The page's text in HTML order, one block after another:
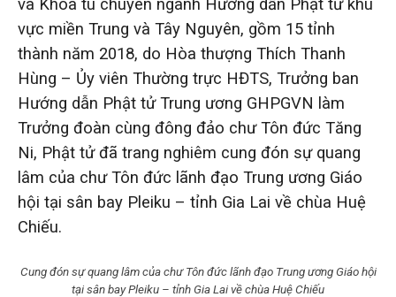
và Khóa tu chuyên ngành Hướng dẫn Phật tử khu
vực miền Trung và Tây Nguyên, gồm 15 tỉnh
thành năm 2018, do Hòa thượng Thích Thanh
Hùng – Ủy viên Thường trực HĐTS, Trưởng ban
Hướng dẫn Phật tử Trung ương GHPGVN làm
Trưởng đoàn cùng đông đảo chư Tôn đức Tăng
Ni, Phật tử đã trang nghiêm cung đón sự quang
lâm của chư Tôn đức lãnh đạo Trung ương Giáo
hội tại sân bay Pleiku – tỉnh Gia Lai về chùa Huệ
Chiếu.
Cung đón sự quang lâm của chư Tôn đức lãnh đạo Trung ương Giáo hội
tại sân bay Pleiku – tỉnh Gia Lai về chùa Huệ Chiếu